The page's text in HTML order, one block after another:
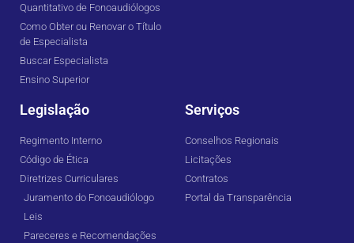
Quantitativo de Fonoaudiólogos
Como Obter ou Renovar o Título
de Especialista
Buscar Especialista
Ensino Superior
Legislação
Regimento Interno
Código de Ética
Diretrizes Curriculares
Juramento do Fonoaudiólogo
Leis
Pareceres e Recomendações
Serviços
Conselhos Regionais
Licitações
Contratos
Portal da Transparência